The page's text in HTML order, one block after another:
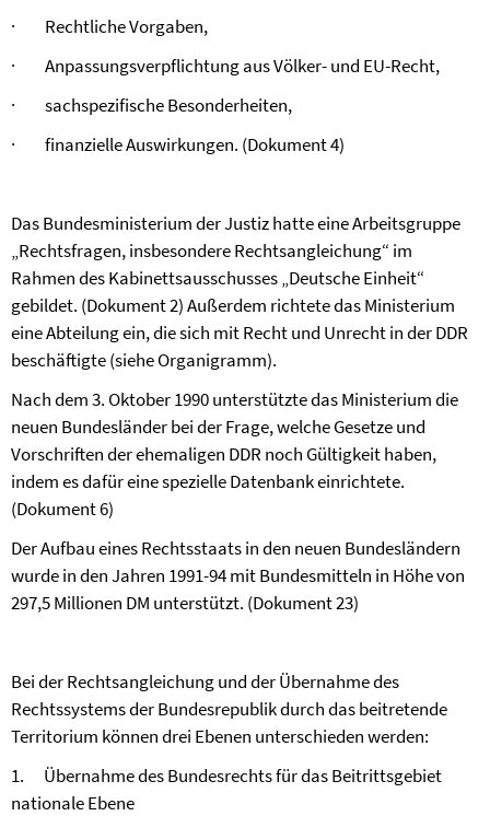
·
Rechtliche Vorgaben,
·
Anpassungsverpflichtung aus Völker- und EU-Recht,
·
sachspezifische Besonderheiten,
·
finanzielle Auswirkungen. (Dokument 4)
Das Bundesministerium der Justiz hatte eine Arbeitsgruppe
„Rechtsfragen, insbesondere Rechtsangleichung“ im
Rahmen des Kabinettsausschusses „Deutsche Einheit“
gebildet. (Dokument 2) Außerdem richtete das Ministerium
eine Abteilung ein, die sich mit Recht und Unrecht in der DDR
beschäftigte (siehe Organigramm).
Nach dem 3. Oktober 1990 unterstützte das Ministerium die
neuen Bundesländer bei der Frage, welche Gesetze und
Vorschriften der ehemaligen DDR noch Gültigkeit haben,
indem es dafür eine spezielle Datenbank einrichtete.
(Dokument 6)
Der Aufbau eines Rechtsstaats in den neuen Bundesländern
wurde in den Jahren 1991-94 mit Bundesmitteln in Höhe von
297,5 Millionen DM unterstützt. (Dokument 23)
Bei der Rechtsangleichung und der Übernahme des
Rechtssystems der Bundesrepublik durch das beitretende
Territorium können drei Ebenen unterschieden werden:
1.
Übernahme des Bundesrechts für das Beitrittsgebiet
nationale Ebene